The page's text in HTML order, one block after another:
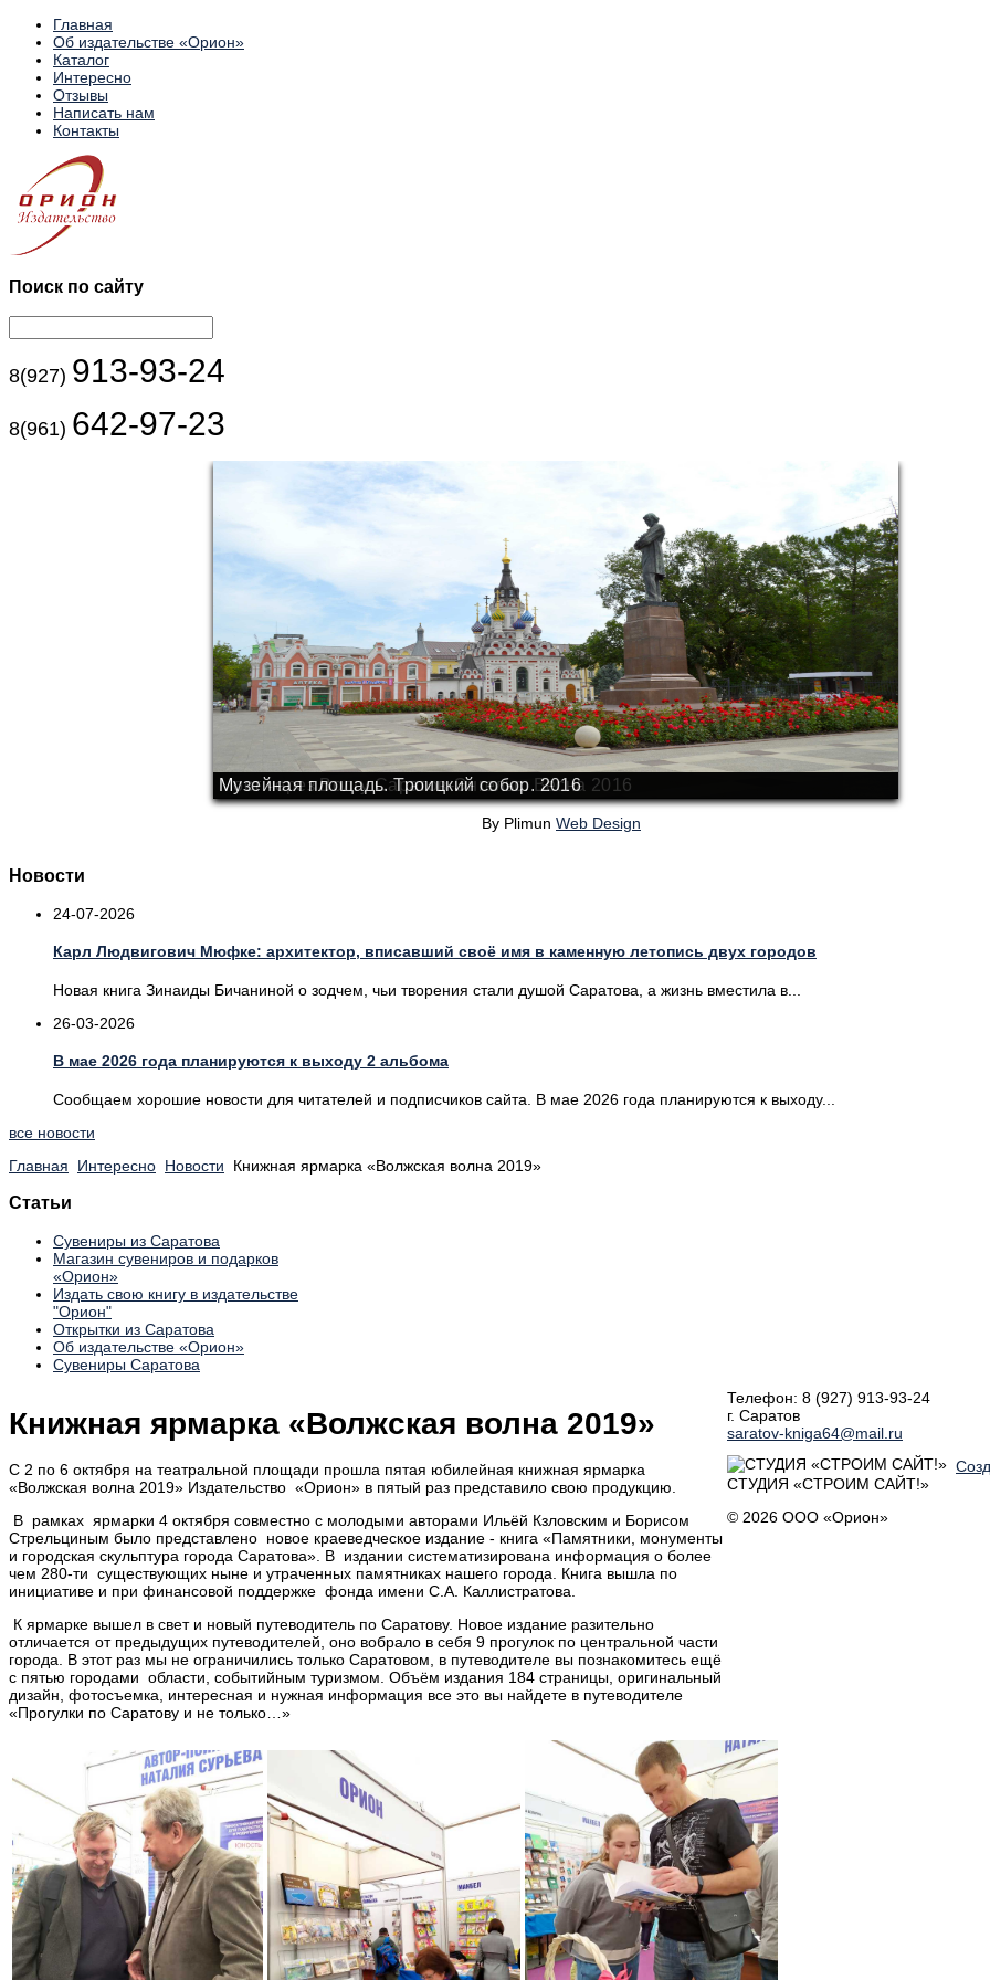
Главная
Об издательстве «Орион»
Каталог
Интересно
Отзывы
Написать нам
Контакты
Поиск по сайту
8(927) 913-93-24
8(961) 642-97-23
Мост через Волгу Саратов-Энгельс. Весна 2016
Музейная площадь. Троицкий собор. 2016
By Plimun Web Design
Новости
24-07-2026
Карл Людвигович Мюфке: архитектор, вписавший своё имя в каменную летопись двух городов
Новая книга Зинаиды Бичаниной о зодчем, чьи творения стали душой Саратова, а жизнь вместила в...
26-03-2026
В мае 2026 года планируются к выходу 2 альбома
Сообщаем хорошие новости для читателей и подписчиков сайта. В мае 2026 года планируются к выходу...
все новости
Главная
Интересно Новости Книжная ярмарка «Волжская волна 2019»
Статьи
Сувениры из Саратова
Магазин сувениров и подарков
«Орион»
Издать свою книгу в издательстве
"Орион"
Открытки из Саратова
Об издательстве «Орион»
Сувениры Саратова
Книжная ярмарка «Волжская волна 2019»
С 2 по 6 октября на театральной площади прошла пятая юбилейная книжная ярмарка
«Волжская волна 2019» Издательство «Орион» в пятый раз представило свою продукцию.
В рамках ярмарки 4 октября совместно с молодыми авторами Ильёй Кзловским и Борисом
Стрельциным было представлено новое краеведческое издание - книга «Памятники, монументы
и городская скульптура города Саратова». В издании систематизирована информация о более
чем 280-ти существующих ныне и утраченных памятниках нашего города. Книга вышла по
инициативе и при финансовой поддержке фонда имени С.А. Каллистратова.
К ярмарке вышел в свет и новый путеводитель по Саратову. Новое издание разительно
отличается от предыдущих путеводителей, оно вобрало в себя 9 прогулок по центральной части
города. В этот раз мы не ограничились только Саратовом, в путеводителе вы познакомитесь ещё
с пятью городами области, событийным туризмом. Объём издания 184 страницы, оригинальный
дизайн, фотосъемка, интересная и нужная информация все это вы найдете в путеводителе
«Прогулки по Саратову и не только…»
Телефон: 8 (927) 913-93-24
г. Саратов
saratov-kniga64@mail.ru
СТУДИЯ «СТРОИМ САЙТ!»
© 2026 ООО «Орион»